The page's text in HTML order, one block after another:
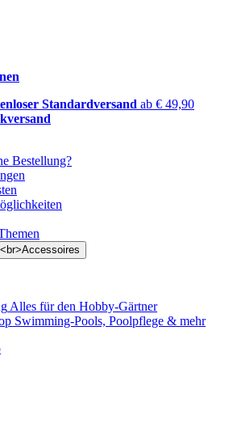
Standardversand ab € 49,90
Bestellung?
Alles für den Hobby-Gärtner
Swimming-Pools, Poolpflege & mehr